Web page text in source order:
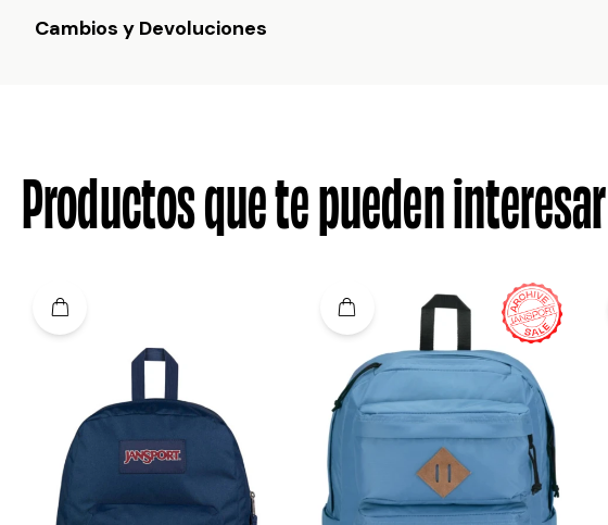
Cambios y Devoluciones
Productos que te pueden interesar